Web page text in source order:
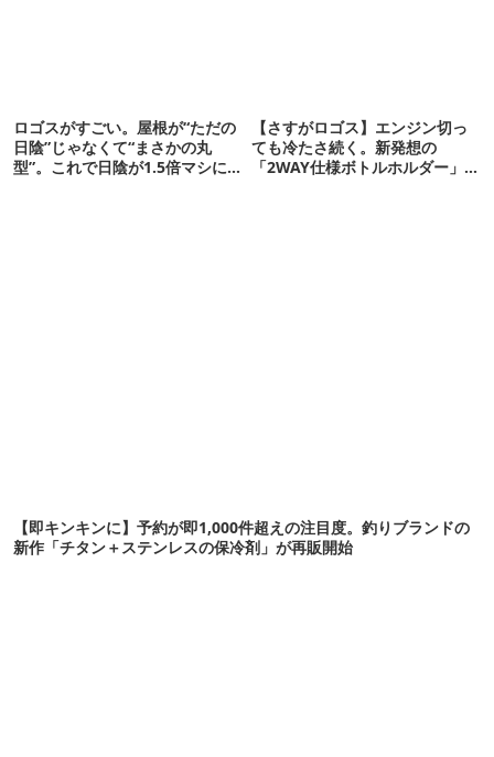
ロゴスがすごい。屋根が“ただの
日陰”じゃなくて“まさかの丸
型”。これで日陰が1.5倍マシに
【さすがロゴス】エンジン切っ
ても冷たさ続く。新発想の
「2WAY仕様ボトルホルダー」が
【即キンキンに】予約が即1,000件超えの注目度。釣りブランドの
新作「チタン＋ステンレスの保冷剤」が再販開始